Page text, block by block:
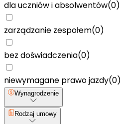
dla uczniów i absolwentów(0)
zarządzanie zespołem(0)
bez doświadczenia(0)
niewymagane prawo jazdy(0)
Wynagrodzenie
Rodzaj umowy